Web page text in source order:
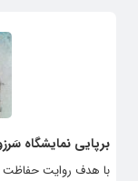
برپایی نمایشگاه
با هدف روایت حفاظت